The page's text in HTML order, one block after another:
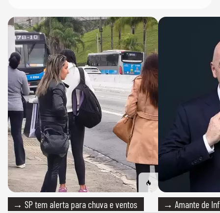
→ SP tem alerta para chuva e ventos
→ Amante de